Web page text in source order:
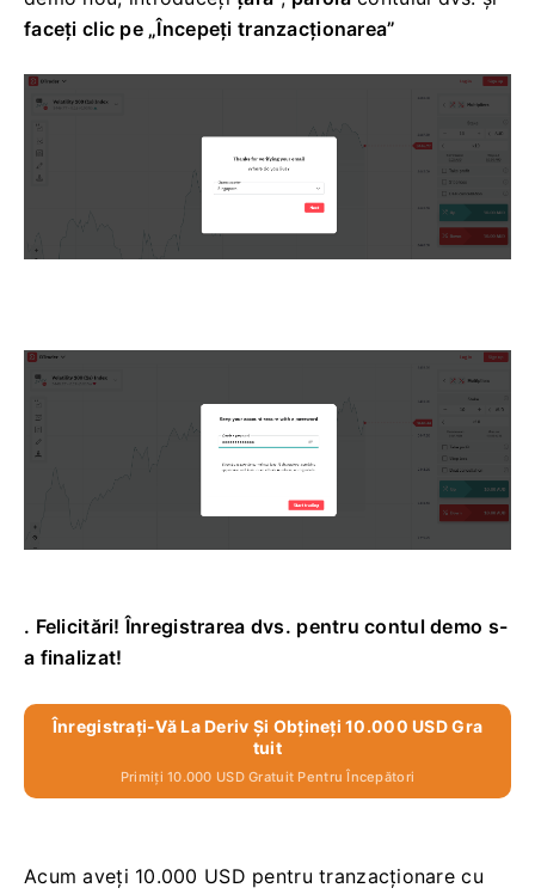
faceți clic pe „Începeți tranzacționarea”
. Felicitări! Înregistrarea dvs. pentru contul demo s-
a finalizat!
Înregistrați-Vă La Deriv Și Obțineți 10.000 USD Gra
Tuit
Primiți 10.000 USD Gratuit Pentru Începători
Acum aveți 10.000 USD pentru tranzacționare cu